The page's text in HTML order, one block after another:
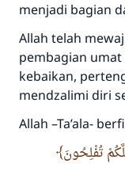
menjadi bagian
Allah telah
pembagian umat
kebaikan,
mendzalimi diri
Allah –Ta’ala-
تُفْلِحُونَ